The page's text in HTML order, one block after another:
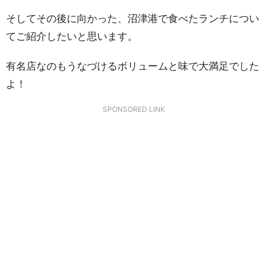
そしてその後に向かった、沼津港で食べたランチについ
てご紹介したいと思います。
有名店なのもうなづけるボリュームと味で大満足でした
よ！
SPONSORED LINK